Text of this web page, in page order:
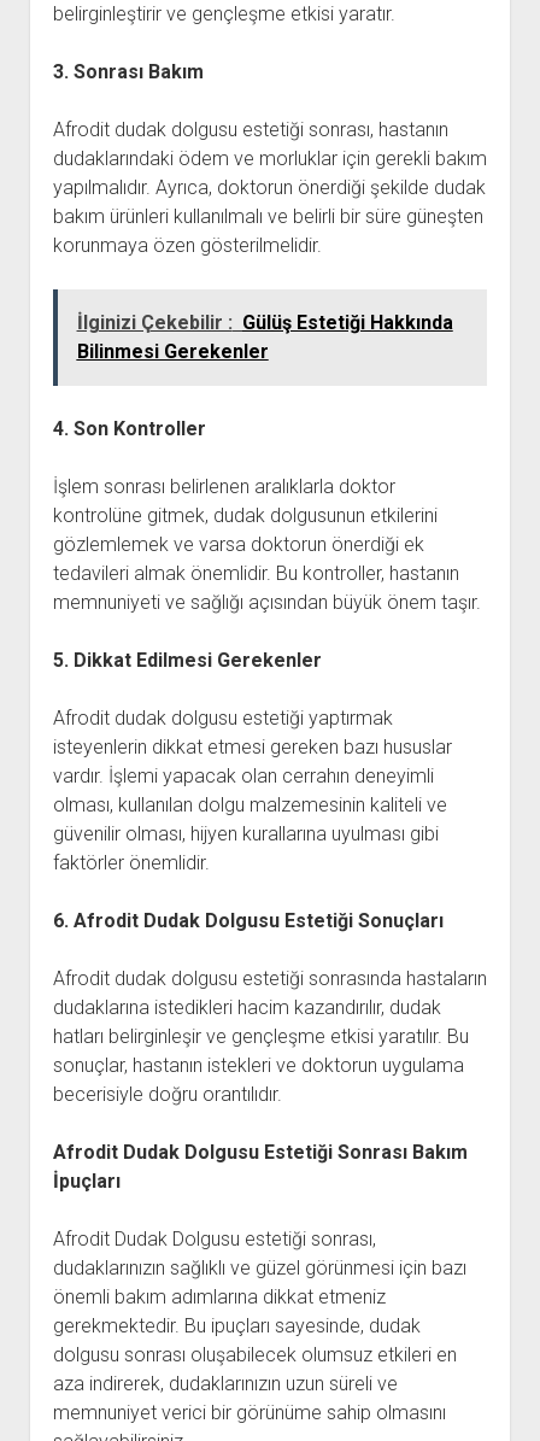
belirginleştirir ve gençleşme etkisi yaratır.
3. Sonrası Bakım
Afrodit dudak dolgusu estetiği sonrası, hastanın
dudaklarındaki ödem ve morluklar için gerekli bakım
yapılmalıdır. Ayrıca, doktorun önerdiği şekilde dudak
bakım ürünleri kullanılmalı ve belirli bir süre güneşten
korunmaya özen gösterilmelidir.
İlginizi Çekebilir : Gülüş Estetiği Hakkında
Bilinmesi Gerekenler
4. Son Kontroller
İşlem sonrası belirlenen aralıklarla doktor
kontrolüne gitmek, dudak dolgusunun etkilerini
gözlemlemek ve varsa doktorun önerdiği ek
tedavileri almak önemlidir. Bu kontroller, hastanın
memnuniyeti ve sağlığı açısından büyük önem taşır.
5. Dikkat Edilmesi Gerekenler
Afrodit dudak dolgusu estetiği yaptırmak
isteyenlerin dikkat etmesi gereken bazı hususlar
vardır. İşlemi yapacak olan cerrahın deneyimli
olması, kullanılan dolgu malzemesinin kaliteli ve
güvenilir olması, hijyen kurallarına uyulması gibi
faktörler önemlidir.
6. Afrodit Dudak Dolgusu Estetiği Sonuçları
Afrodit dudak dolgusu estetiği sonrasında hastaların
dudaklarına istedikleri hacim kazandırılır, dudak
hatları belirginleşir ve gençleşme etkisi yaratılır. Bu
sonuçlar, hastanın istekleri ve doktorun uygulama
becerisiyle doğru orantılıdır.
Afrodit Dudak Dolgusu Estetiği Sonrası Bakım
İpuçları
Afrodit Dudak Dolgusu estetiği sonrası,
dudaklarınızın sağlıklı ve güzel görünmesi için bazı
önemli bakım adımlarına dikkat etmeniz
gerekmektedir. Bu ipuçları sayesinde, dudak
dolgusu sonrası oluşabilecek olumsuz etkileri en
aza indirerek, dudaklarınızın uzun süreli ve
memnuniyet verici bir görünüme sahip olmasını